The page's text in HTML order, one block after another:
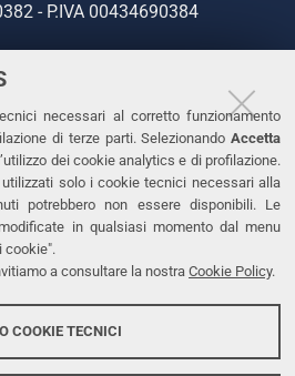
necessari al corretto funzionamento
di terze parti. Selezionando Accetta
dei cookie analytics e di profilazione.
solo i cookie tecnici necessari alla
potrebbero non essere disponibili. Le
in qualsiasi momento dal menu
cookie".
a consultare la nostra Cookie Policy.
COOKIE TECNICI
- P.IVA 00434690384
293111
di accessibilità
personali